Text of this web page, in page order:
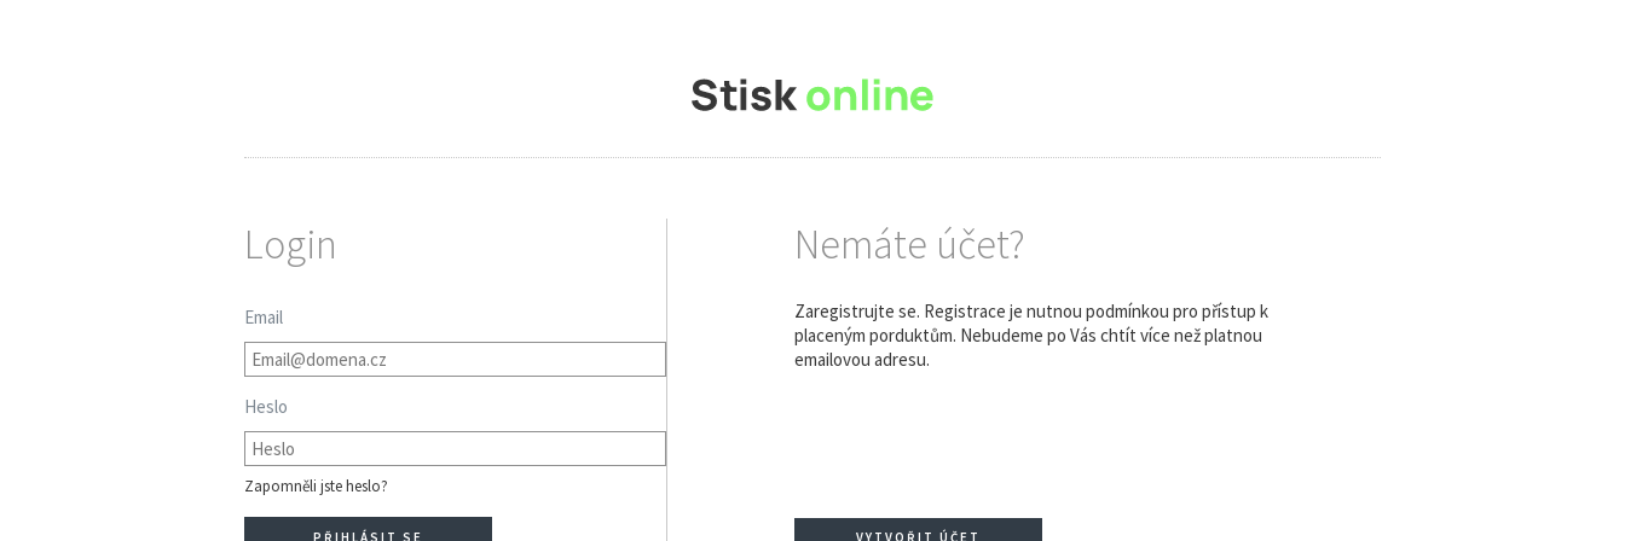
Login
Email
Heslo
Zapomněli jste heslo?
Nemáte účet?
Zaregistrujte se. Registrace je nutnou podmínkou pro přístup k
placeným porduktům. Nebudeme po Vás chtít více než platnou
emailovou adresu.
VYTVOŘIT ÚČET